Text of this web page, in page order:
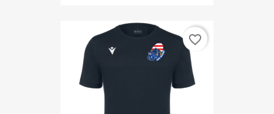
favorite_border